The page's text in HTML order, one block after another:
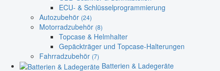
ECU- & Schlüsselprogrammierung
Autozubehör (24)
Motorradzubehör (8)
Topcase & Helmhalter
Gepäckträger und Topcase-Halterungen
Fahrradzubehör (7)
Batterien & Ladegeräte